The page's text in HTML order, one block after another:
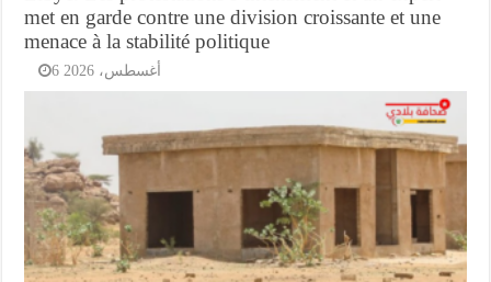
met en garde contre une division croissante et une
menace à la stabilité politique
6 أغسطس، 2026